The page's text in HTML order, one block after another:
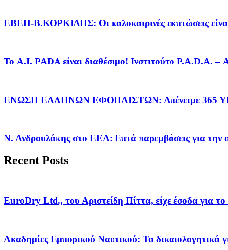
EΒΕΠ-Β.ΚΟΡΚΙΔΗΣ: Οι καλοκαιρινές εκπτώσεις
Το A.I. PADA είναι διαθέσιμο! Ινστιτούτο P.A.D.A. –
ΕΝΩΣΗ ΕΛΛΗΝΩΝ ΕΦΟΠΛΙΣΤΩΝ: Απένειμε 365
Ν. Ανδρουλάκης στο ΕΕΑ: Επτά παρεμβάσεις για την
Recent Posts
EuroDry Ltd., του Αριστείδη Πίττα, είχε έσοδα για
Ακαδημίες Εμπορικού Ναυτικού: Τα δικαιολογητικά